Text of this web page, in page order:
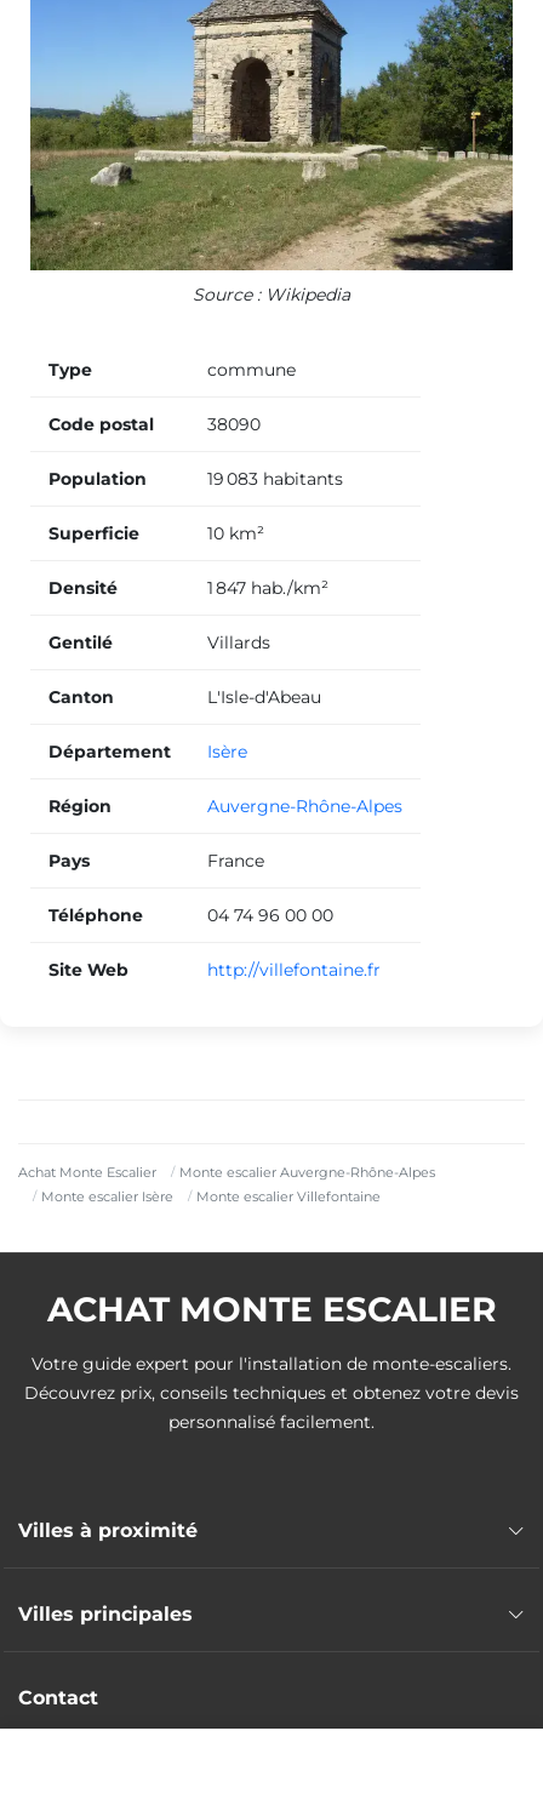
Achat Monte Escalier
Monte escalier Auvergne-Rhône-Alpes
Monte escalier Isère
Monte escalier Villefontaine
Source : Wikipedia
Type commune
Code postal 38090
Population 19 083 habitants
Superficie 10 km²
Densité 1 847 hab./km²
Gentilé Villards
Canton L'Isle-d'Abeau
Département Isère
Région Auvergne-Rhône-Alpes
Pays France
Téléphone 04 74 96 00 00
Site Web http://villefontaine.fr
ACHAT MONTE ESCALIER
Votre guide expert pour l'installation de monte-escaliers.
Découvrez prix, conseils techniques et obtenez votre devis
personnalisé facilement.
Villes à proximité
Monte escalier La Verpillière
Villes principales
Monte escalier Saint-Martin-d'Hères
Monte escalier Échirolles
Contact